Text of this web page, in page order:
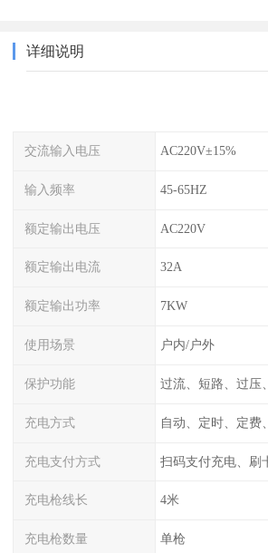
详细说明
交流输入电压 AC220V±15%
输入频率 45-65HZ
额定输出电压 AC220V
额定输出电流 32A
额定输出功率 7KW
使用场景 户内/户外
保护功能
充电方式 自动、定时、定费
充电支付方式 扫码支付充电、刷
充电枪线长 4米
充电枪数量 单枪